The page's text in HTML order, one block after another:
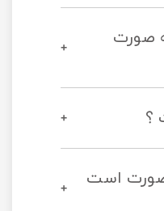
صورت
؟
صورت است